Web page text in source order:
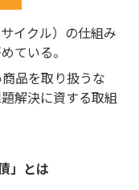
イクル）の仕組み
ている。
品を取り扱うな
解決に資する取組
」とは